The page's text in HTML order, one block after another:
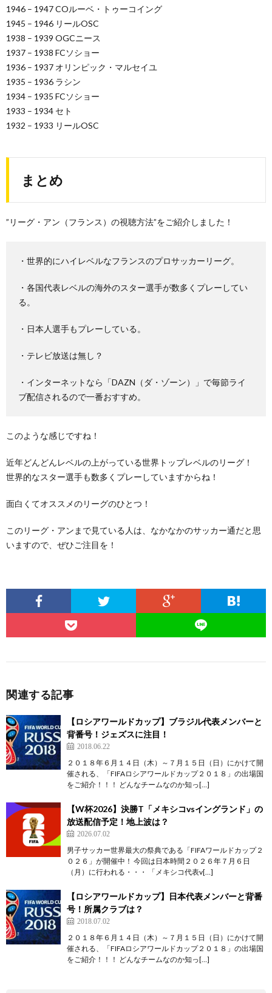
1946 – 1947 COルーベ・トゥーコイング
1945 – 1946 リールOSC
1938 – 1939 OGCニース
1937 – 1938 FCソショー
1936 – 1937 オリンピック・マルセイユ
1935 – 1936 ラシン
1934 – 1935 FCソショー
1933 – 1934 セト
1932 – 1933 リールOSC
まとめ
”リーグ・アン（フランス）の視聴方法”をご紹介しました！
・世界的にハイレベルなフランスのプロサッカーリーグ。
・各国代表レベルの海外のスター選手が数多くプレーしてい
る。
・日本人選手もプレーしている。
・テレビ放送は無し？
・インターネットなら「DAZN（ダ・ゾーン）」で毎節ライ
ブ配信されるので一番おすすめ。
このような感じですね！
近年どんどんレベルの上がっている世界トップレベルのリーグ！
世界的なスター選手も数多くプレーしていますからね！
面白くてオススメのリーグのひとつ！
このリーグ・アンまで見ている人は、なかなかのサッカー通だと思
いますので、ぜひご注目を！
関連する記事
【ロシアワールドカップ】ブラジル代表メンバーと
背番号！ジェズスに注目！
2018.06.22
２０１８年６月１４日（木）～７月１５日（日）にかけて開
催される、「FIFAロシアワールドカップ２０１８」の出場国
をご紹介！！！ どんなチームなのか知っ[…]
【W杯2026】決勝T「メキシコvsイングランド」の
放送配信予定！地上波は？
2026.07.02
男子サッカー世界最大の祭典である「FIFAワールドカップ２
０２６」が開催中！ 今回は日本時間２０２６年７月６日
（月）に行われる・・・ 「メキシコ代表v[…]
【ロシアワールドカップ】日本代表メンバーと背番
号！所属クラブは？
2018.07.02
２０１８年６月１４日（木）～７月１５日（日）にかけて開
催される、「FIFAロシアワールドカップ２０１８」の出場国
をご紹介！！！ どんなチームなのか知っ[…]